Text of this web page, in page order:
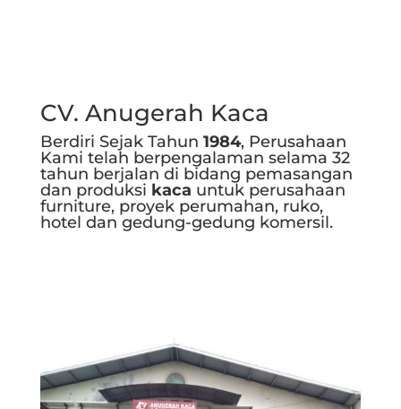
CV. Anugerah Kaca
Berdiri Sejak Tahun 1984, Perusahaan
Kami telah berpengalaman selama 32
tahun berjalan di bidang pemasangan
dan produksi kaca untuk perusahaan
furniture, proyek perumahan, ruko,
hotel dan gedung-gedung komersil.